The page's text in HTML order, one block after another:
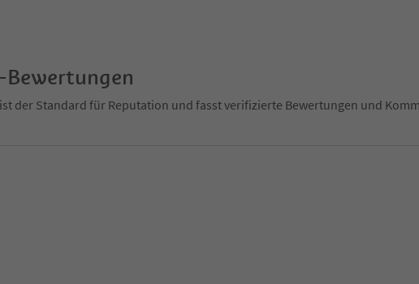
Bewertungen
der Standard für Reputation und fasst verifizierte Bewertungen und